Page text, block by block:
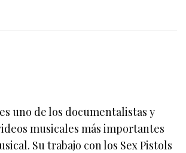
uno de los documentalistas y
musicales más importantes
Su trabajo con los Sex Pistols